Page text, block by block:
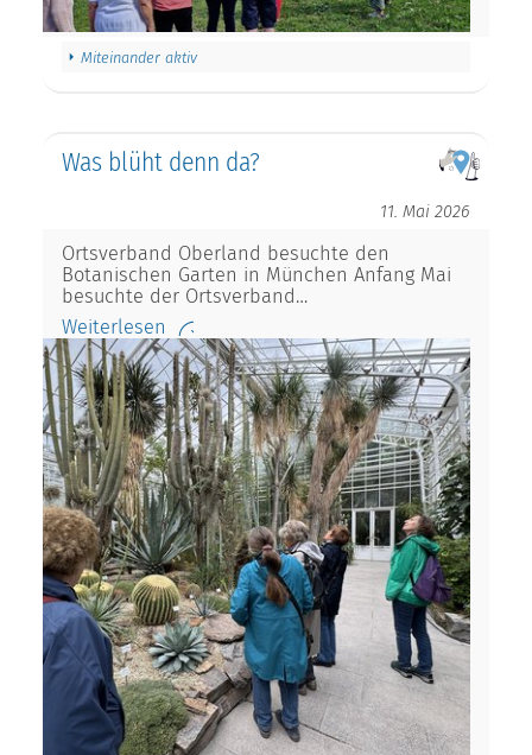
Miteinander aktiv
Was blüht denn da?
11. Mai 2026
Ortsverband Oberland besuchte den
Botanischen Garten in München Anfang Mai
besuchte der Ortsverband…
Weiterlesen